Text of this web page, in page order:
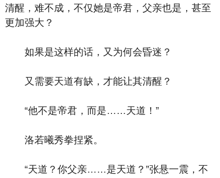
清醒，难不成，不仅她是帝君，父亲也是，甚至
更加强大？
如果是这样的话，又为何会昏迷？
又需要天道有缺，才能让其清醒？
“他不是帝君，而是……天道！”
洛若曦秀拳捏紧。
“天道？你父亲……是天道？”张悬一震，不